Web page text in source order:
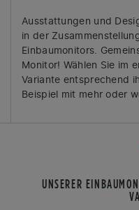
Ausstattungen und
in der
Einbaumonitors.
Monitor! Wählen Sie im
Variante entsprechend
Beispiel mit mehr oder
UNSERER